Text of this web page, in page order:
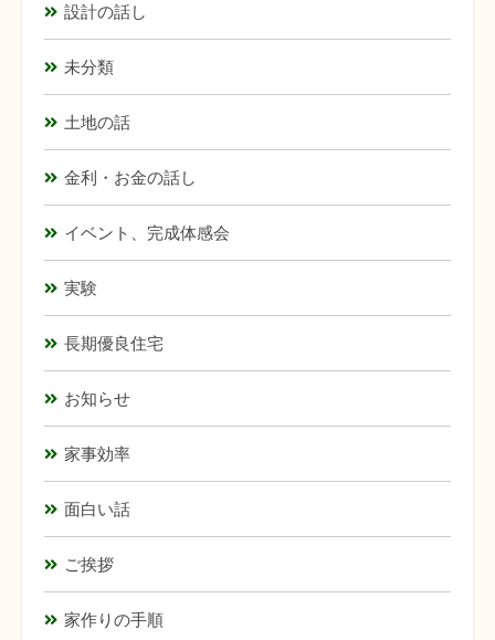
設計の話し
未分類
土地の話
金利・お金の話し
イベント、完成体感会
実験
長期優良住宅
お知らせ
家事効率
面白い話
ご挨拶
家作りの手順